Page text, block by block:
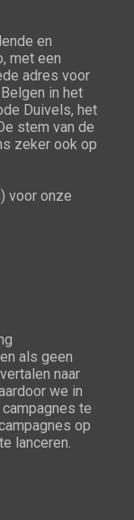
en
met een
adres voor
in het
Duivels, het
stem van de
zeker ook op
voor onze
als geen
naar
we in
te
op
lanceren.